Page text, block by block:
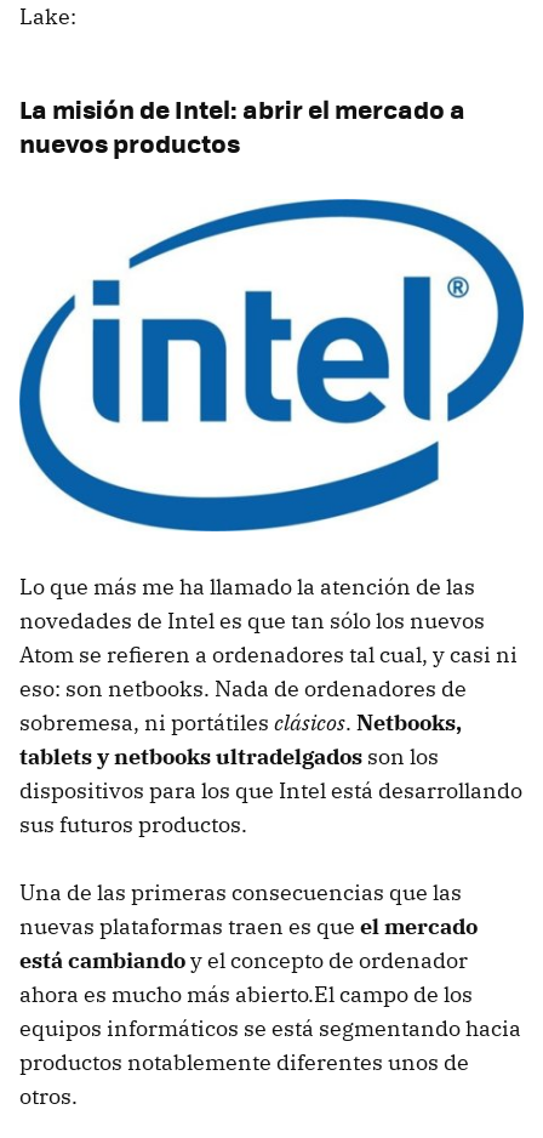
Lake:
La misión de Intel: abrir el mercado a
nuevos productos
Lo que más me ha llamado la atención de las
novedades de Intel es que tan sólo los nuevos
Atom se refieren a ordenadores tal cual, y casi ni
eso: son netbooks. Nada de ordenadores de
sobremesa, ni portátiles clásicos. Netbooks,
tablets y netbooks ultradelgados son los
dispositivos para los que Intel está desarrollando
sus futuros productos.
Una de las primeras consecuencias que las
nuevas plataformas traen es que el mercado
está cambiandoy el concepto de ordenador
ahora es mucho más abierto.El campo de los
equipos informáticos se está segmentando hacia
productos notablemente diferentes unos de
otros.